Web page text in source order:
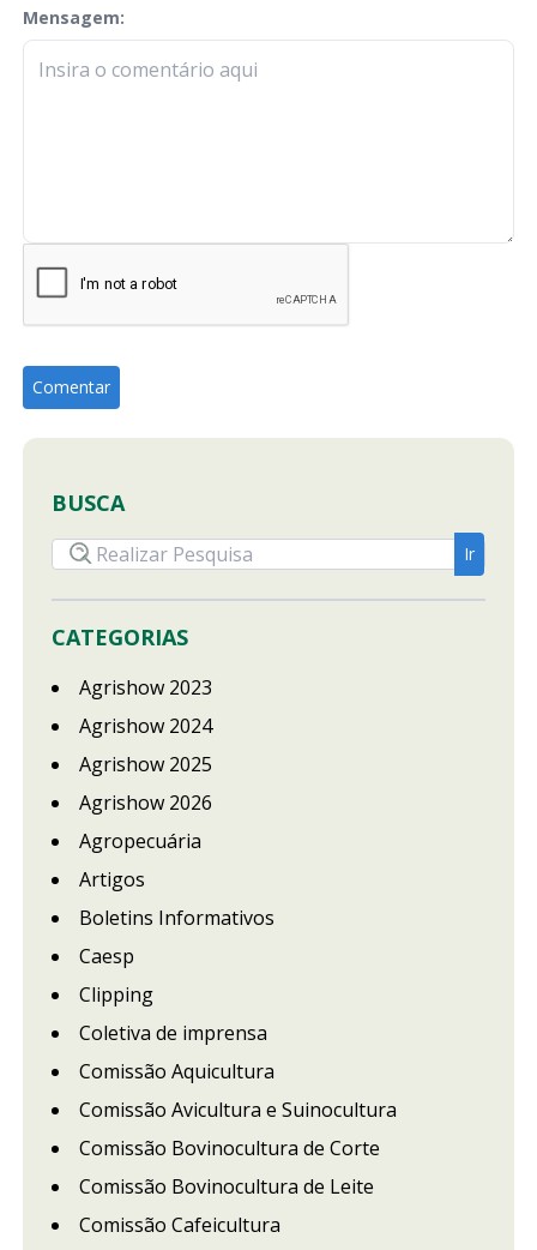
Mensagem:
check-terms
BUSCA
CATEGORIAS
Agrishow 2023
Agrishow 2024
Agrishow 2025
Agrishow 2026
Agropecuária
Artigos
Boletins Informativos
Caesp
Clipping
Coletiva de imprensa
Comissão Aquicultura
Comissão Avicultura e Suinocultura
Comissão Bovinocultura de Corte
Comissão Bovinocultura de Leite
Comissão Cafeicultura